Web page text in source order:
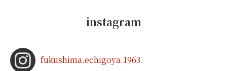
instagram
fukushima.echigoya.1963